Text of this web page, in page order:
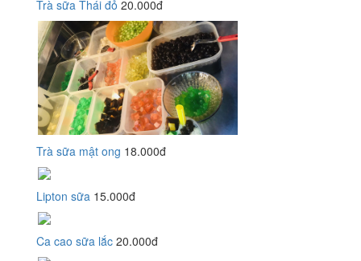
Trà sữa Thái đỏ 20.000đ
Trà sữa mật ong 18.000đ
Lipton sữa 15.000đ
Ca cao sữa lắc 20.000đ